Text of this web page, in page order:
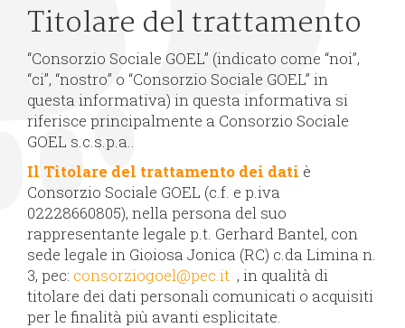
Titolare del trattamento
“Consorzio Sociale GOEL” (indicato come “noi”,
“ci”, “nostro” o “Consorzio Sociale GOEL” in
questa informativa) in questa informativa si
riferisce principalmente a Consorzio Sociale
GOEL s.c.s.p.a..
Il Titolare del trattamento dei dati è
Consorzio Sociale GOEL (c.f. e p.iva
02228660805), nella persona del suo
rappresentante legale p.t. Gerhard Bantel, con
sede legale in Gioiosa Jonica (RC) c.da Limina n.
3, pec: consorziogoel@pec.it , in qualità di
titolare dei dati personali comunicati o acquisiti
per le finalità più avanti esplicitate.